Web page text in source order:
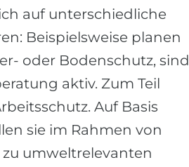
auf unterschiedliche
Beispielsweise planen
oder Bodenschutz, sind
aktiv. Zum Teil
Auf Basis
sie im Rahmen von
umweltrelevanten